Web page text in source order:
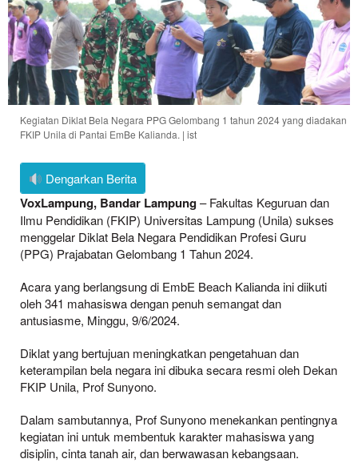
Kegiatan Diklat Bela Negara PPG Gelombang 1 tahun 2024 yang diadakan
FKIP Unila di Pantai EmBe Kalianda. | ist
Dengarkan Berita
VoxLampung, Bandar Lampung– Fakultas Keguruan dan
Ilmu Pendidikan (FKIP) Universitas Lampung (Unila) sukses
menggelar Diklat Bela Negara Pendidikan Profesi Guru
(PPG) Prajabatan Gelombang 1 Tahun 2024.
Acara yang berlangsung di EmbE Beach Kalianda ini diikuti
oleh 341 mahasiswa dengan penuh semangat dan
antusiasme, Minggu, 9/6/2024.
Diklat yang bertujuan meningkatkan pengetahuan dan
keterampilan bela negara ini dibuka secara resmi oleh Dekan
FKIP Unila, Prof Sunyono.
Dalam sambutannya, Prof Sunyono menekankan pentingnya
kegiatan ini untuk membentuk karakter mahasiswa yang
disiplin, cinta tanah air, dan berwawasan kebangsaan.